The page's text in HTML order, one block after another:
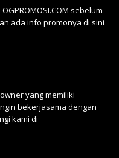
sebelum
ada info promonya di sini
yang memiliki
bekerjasama dengan
kami di